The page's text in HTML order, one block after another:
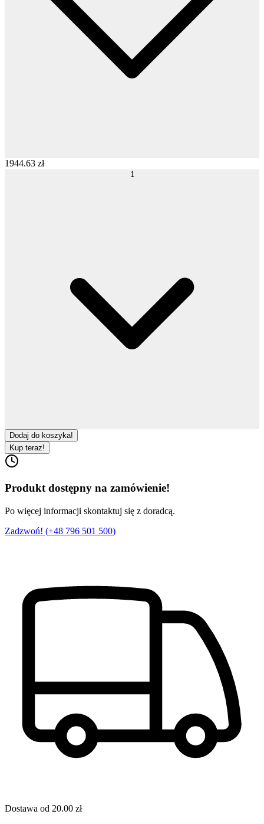
1944.63 zł
1
Dodaj do koszyka!
Kup teraz!
Produkt dostępny na zamówienie!
Po więcej informacji skontaktuj się z doradcą.
Zadzwoń! (+48 796 501 500)
Dostawa od 20.00 zł